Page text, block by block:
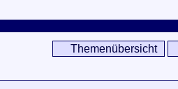
Themenübersicht